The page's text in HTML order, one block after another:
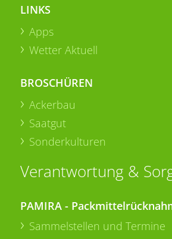
LINKS
Apps
Wetter Aktuell
BROSCHÜREN
Ackerbau
Saatgut
Sonderkulturen
Verantwortung &
PAMIRA -
Sammelstellen und Termine